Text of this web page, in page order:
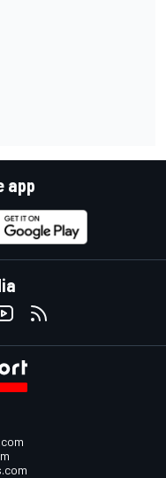
app